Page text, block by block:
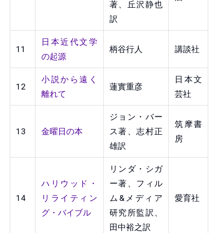
著、丘沢静也
訳
11
日本近代文学
の起源
柄谷行人 講談社
12
小説から遠く
離れて
蓮實重彦
日本文
芸社
13 金曜日の本
ジョン・バー
ス著、志村正
雄訳
筑摩書
房
14
ハリウッド・
リライティン
グ・バイブル
リンダ・シガ
ー著、フィル
ム&メディア
研究所監訳、
田中裕之訳
愛育社